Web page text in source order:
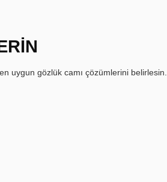
uygun gözlük camı çözümlerini belirlesin.